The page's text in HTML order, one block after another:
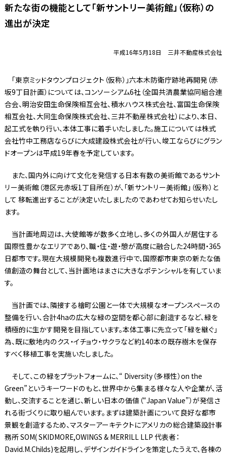
新たな街の機能として「新サントリー美術館」（仮称）の
進出が決定
平成16年5月18日 三井不動産株式会社
「東京ミッドタウンプロジェクト（仮称）」六本木防衛庁跡地再開発（赤
坂9丁目計画）については、コンソーシアム6社（全国共済農業協同組合連
合会、明治安田生命保険相互会社、積水ハウス株式会社、富国生命保険
相互会社、大同生命保険株式会社、三井不動産株式会社）により、本日、
起工式を執り行い、本体工事に着手いたしました。施工については株式
会社竹中工務店ならびに大成建設株式会社が行い、竣工ならびにグラン
ドオープンは平成19年春を予定しています。
また、国内外に向けて文化を発信する日本有数の美術館であるサント
リー美術館（港区元赤坂1丁目所在）が、「新サントリー美術館」（仮称）と
して 移転進出することが決定いたしましたのであわせてお知らせいたし
ます。
当計画地周辺は、大使館等が数多く立地し、多くの外国人が居住する
国際性豊かなエリアであり、職・住・遊・憩が高度に融合した24時間・365
日都市です。現在大規模開発も複数進行中で、国際都市東京の新たな価
値創造の舞台として、当計画地はまさに大きなポテンシャルを有していま
す。
当計画では、隣接する檜町公園と一体で大規模なオープンスペースの
整備を行い、合計4haの広大な緑の空間を都心部に創造するなど、緑を
積極的に生かす開発を目指しています。本体工事に先立って「緑を継ぐ」
為、既に敷地内のクス・イチョウ・サクラなど約140本の既存樹木を保存
すべく移植工事を実施いたしました。
そして、この緑をプラットフォームに、“ Diversity（多様性）on the
Green”というキーワードのもと、世界中から集まる様々な人や企業が、活
動し、交流することを通じ、新しい日本の価値（“Japan Value”）が発信さ
れる街づくりに取り組んでいます。まずは建築計画について良好な都市
景観を創造するため、マスターアーキテクトにアメリカの総合建築設計事
務所 SOM( SKIDMORE,OWINGS & MERRILL LLP 代表者：
David.M.Childs)を起用し、デザインガイドラインを策定したうえで、各棟の